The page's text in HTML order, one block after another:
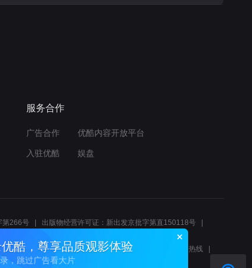
酷，尊享品质观影体验
，跳过广告看大片
服务合作
广告合作 优酷内容开放平台
入驻优酷 娱盘
第266号
出版物经营许可证：新出发京批字第直150118号
服务 北京互联网举报中心
北京12345文化市场举报热线
、邮箱youkujubao@service.alibaba.com